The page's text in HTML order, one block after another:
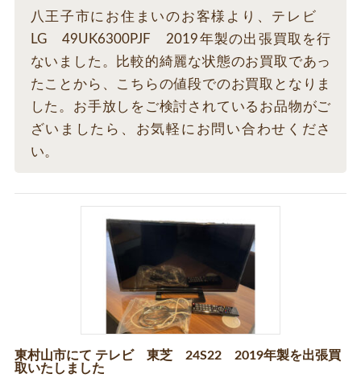
八王子市にお住まいのお客様より、テレビ
LG 49UK6300PJF 2019年製の出張買取を行
ないました。比較的綺麗な状態のお買取であっ
たことから、こちらの値段でのお買取となりま
した。お手放しをご検討されているお品物がご
ざいましたら、お気軽にお問い合わせくださ
い。
東村山市にて テレビ 東芝 24S22 2019年製を出張買
取いたしました